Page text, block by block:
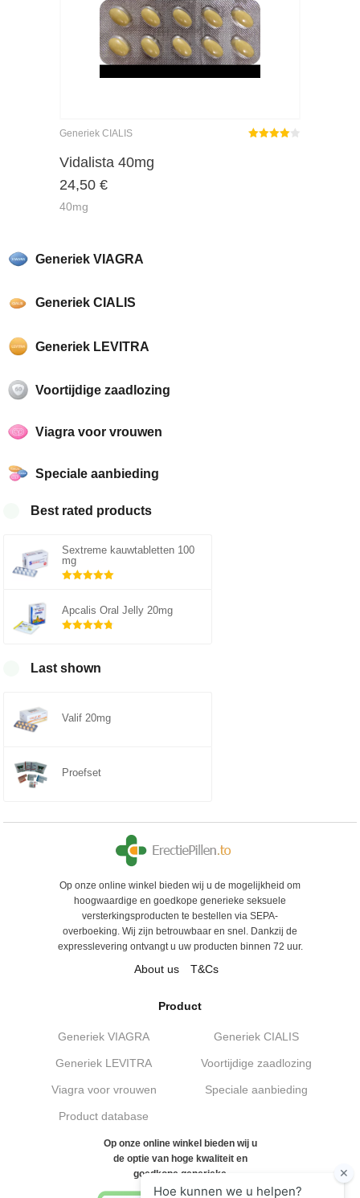
Generiek VIAGRA
Generiek CIALIS
Generiek LEVITRA
Voortijdige zaadlozing
Viagra voor vrouwen
Speciale aanbieding
Best rated products
Sextreme kauwtabletten 100
mg
Apcalis Oral Jelly 20mg
Last shown
Valif 20mg
Proefset
Generiek CIALIS
Vidalista 40mg
24,50 €
40mg
Op onze online winkel bieden wij u de mogelijkheid om
hoogwaardige en goedkope generieke seksuele
versterkingsproducten te bestellen via SEPA-
overboeking. Wij zijn betrouwbaar en snel. Dankzij de
expresslevering ontvangt u uw producten binnen 72 uur.
About us T&Cs
Product
Generiek VIAGRA Generiek CIALIS
Generiek LEVITRA Voortijdige zaadlozing
Viagra voor vrouwen Speciale aanbieding
Product database
Op onze online winkel bieden wij u
de optie van hoge kwaliteit en
goedkope generieke